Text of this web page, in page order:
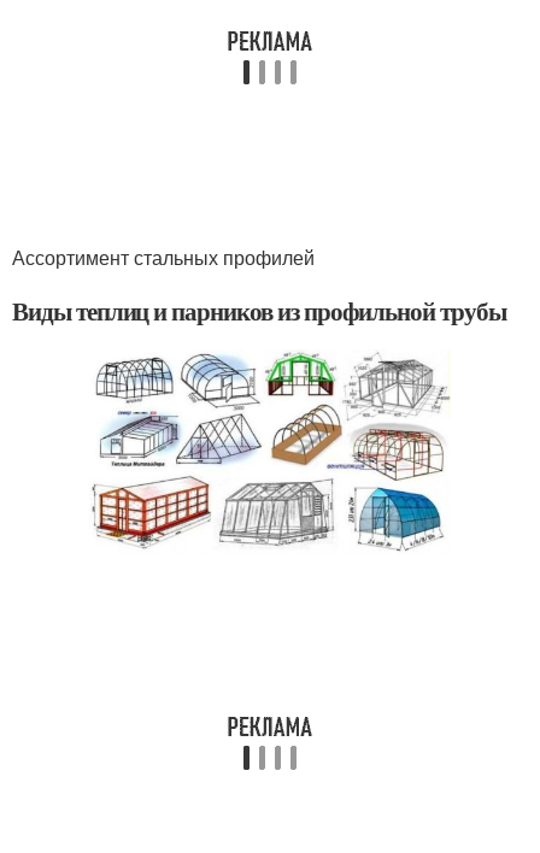
Ассортимент стальных профилей
Виды теплиц и парников из профильной трубы